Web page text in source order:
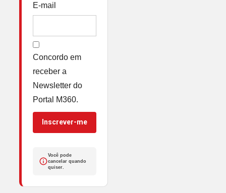
E-mail
Concordo em
receber a
Newsletter do
Portal M360.
Inscrever-me
Você pode
cancelar quando
quiser.